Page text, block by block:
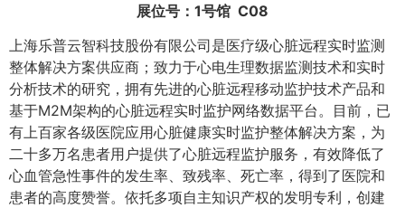
展位号：1号馆 C08
上海乐普云智科技股份有限公司是医疗级心脏远程实时监测
整体解决方案供应商；致力于心电生理数据监测技术和实时
分析技术的研究，拥有先进的心脏远程移动监护技术产品和
基于M2M架构的心脏远程实时监护网络数据平台。目前，已
有上百家各级医院应用心脏健康实时监护整体解决方案，为
二十多万名患者用户提供了心脏远程监护服务，有效降低了
心血管急性事件的发生率、致残率、死亡率，得到了医院和
患者的高度赞誉。依托多项自主知识产权的发明专利，创建